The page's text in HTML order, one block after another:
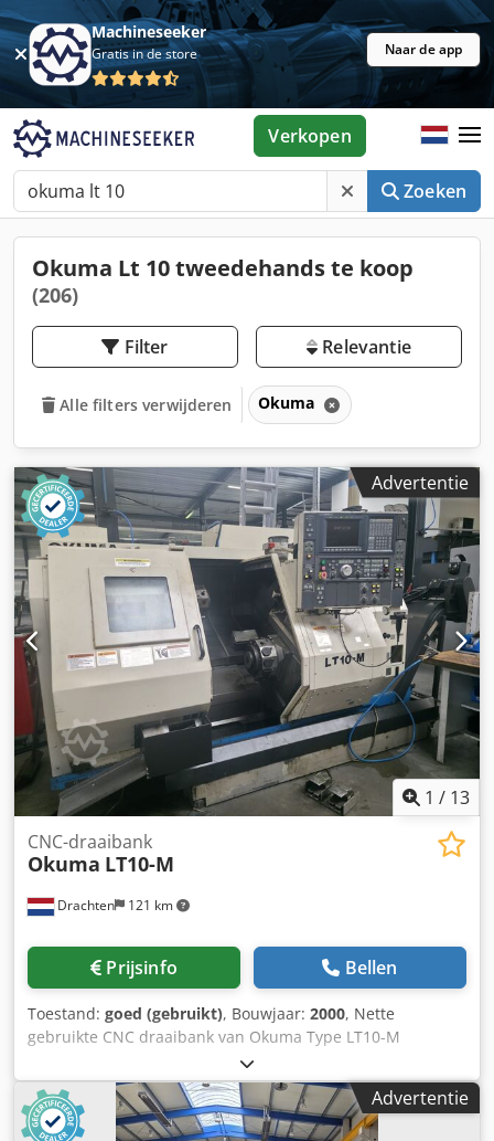
Machineseeker
Gratis in de store Naar de app
Zoeken
Verkopen
Okuma Lt 10 tweedehands te koop
(206)
Filter Relevantie
Alle filters verwijderen Okuma
Advertentie
1 / 13
Drachten 121 km
CNC-draaibank
Okuma LT10-M
Prijsinfo Bellen
Toestand: goed (gebruikt), Bouwjaar: 2000, Nette
gebruikte CNC draaibank van Okuma Type LT10-M
Dcsdpfxezhal Hj Aphek Capaciteit ø 210 x 130 mm Spindle
hole ø 53mm Okuma OSP-U100L bediening Verdere
specificaties zie data blad
Advertentie